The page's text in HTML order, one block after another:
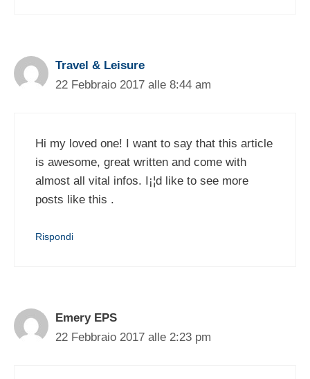
Travel & Leisure
22 Febbraio 2017 alle 8:44 am
Hi my loved one! I want to say that this article
is awesome, great written and come with
almost all vital infos. I¡¦d like to see more
posts like this .
Rispondi
Emery EPS
22 Febbraio 2017 alle 2:23 pm